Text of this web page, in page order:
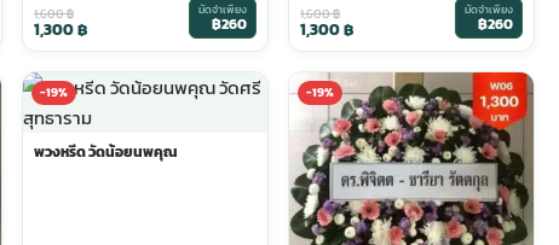
1,600฿
1,300฿
มัดจำเพียง
฿260 1,600฿
1,300฿
มัดจำเพียง
฿260
-19%
พวงหรีด วัดน้อยนพคุณ
-19%